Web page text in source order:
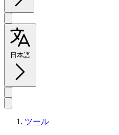
日本語
ツール